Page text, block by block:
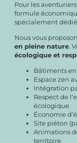
Pour les
formule
spécialement
Nous vous
en pleine nature.
écologique et
Bâtiments
Espace zen
Intégration
Respect de
écologique
Économie
Site piéton
Animations
territoire